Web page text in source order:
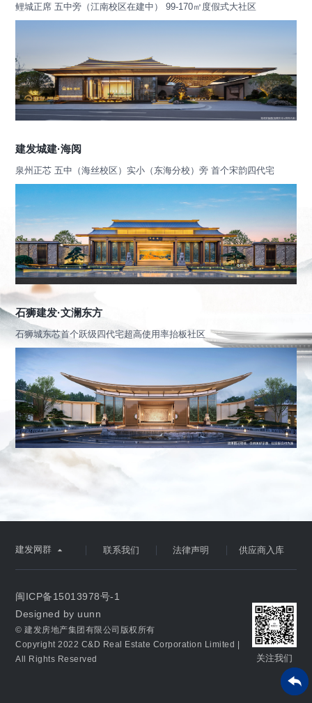
鲤城正席 五中旁（江南校区在建中） 99-170㎡度假式大社区
建发城建·海阅
泉州正芯 五中（海丝校区）实小（东海分校）旁 首个宋韵四代宅
石狮建发·文澜东方
石狮城东芯首个跃级四代宅超高使用率抬板社区
建发网群  联系我们 法律声明 供应商入库
闽ICP备15013978号-1
Designed by uunn
© 建发房地产集团有限公司版权所有
Copyright 2022 C&D Real Estate Corporation Limited |
All Rights Reserved
关注我们